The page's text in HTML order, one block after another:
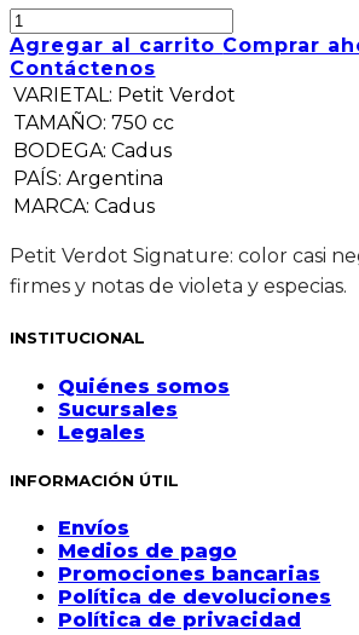
Agregar al carrito Comprar
Contáctenos
VARIETAL: Petit Verdot
TAMAÑO: 750 cc
BODEGA: Cadus
PAÍS: Argentina
MARCA: Cadus
Petit Verdot Signature: color casi
firmes y notas de violeta y especias.
INSTITUCIONAL
Quiénes somos
Sucursales
Legales
INFORMACIÓN ÚTIL
Envíos
Medios de pago
Promociones bancarias
Política de devoluciones
Política de privacidad